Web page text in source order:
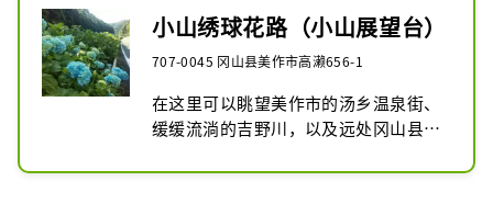
小山绣球花路（小山展望台）
707-0045 冈山县美作市高濑656-1
在这里可以眺望美作市的汤乡温泉街、
缓缓流淌的吉野川，以及远处冈山县最
的群山。